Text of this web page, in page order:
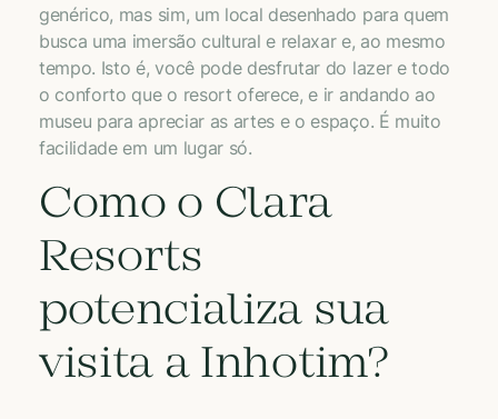
genérico, mas sim, um local desenhado para quem
busca uma imersão cultural e relaxar e, ao mesmo
tempo. Isto é, você pode desfrutar do lazer e todo
o conforto que o resort oferece, e ir andando ao
museu para apreciar as artes e o espaço. É muito
facilidade em um lugar só.
Como o Clara
Resorts
potencializa sua
visita a Inhotim?